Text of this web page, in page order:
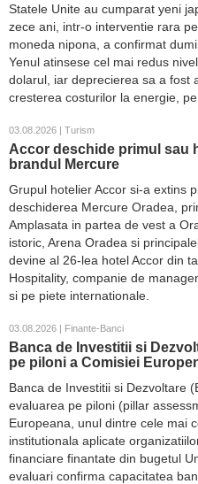
Statele Unite au cumparat yeni
zece ani, intr-o interventie rara
moneda nipona, a confirmat
Yenul atinsese cel mai redus
dolarul, iar deprecierea sa a fost
cresterea costurilor la energie,
03.08.2026 | Turism
Accor deschide primul sau
brandul Mercure
Grupul hotelier Accor si-a extins
deschiderea Mercure Oradea,
Amplasata in partea de vest a
istoric, Arena Oradea si
devine al 26-lea hotel Accor din
Hospitality, companie de
si pe piete internationale.
03.08.2026 | Finante-Banci
Banca de Investitii si
pe piloni a Comisiei
Banca de Investitii si Dezvoltare
evaluarea pe piloni (pillar
Europeana, unul dintre cele mai
institutionala aplicate
financiare finantate din bugetul
evaluari confirma capacitatea